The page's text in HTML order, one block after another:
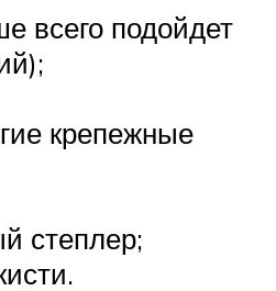
всего подойдет
крепежные
степлер;